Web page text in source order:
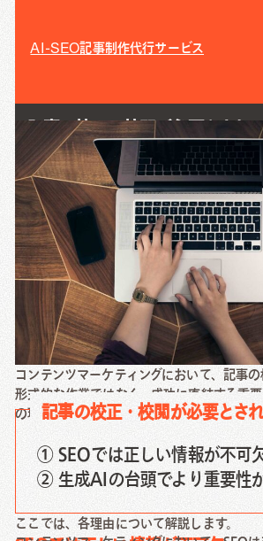
AI-SEO記事制作代行サービス
記事の校正・校閲が必要とされる
コンテンツマーケティングにおいて、記事
形式的な作業ではなく、成功に直結する重
の理由は主に二つあります。
記事の校正・校閲が必要とさ
① SEOでは正しい情報が不可
② 生成AIの台頭でより重要性
ここでは、各理由について解説します。